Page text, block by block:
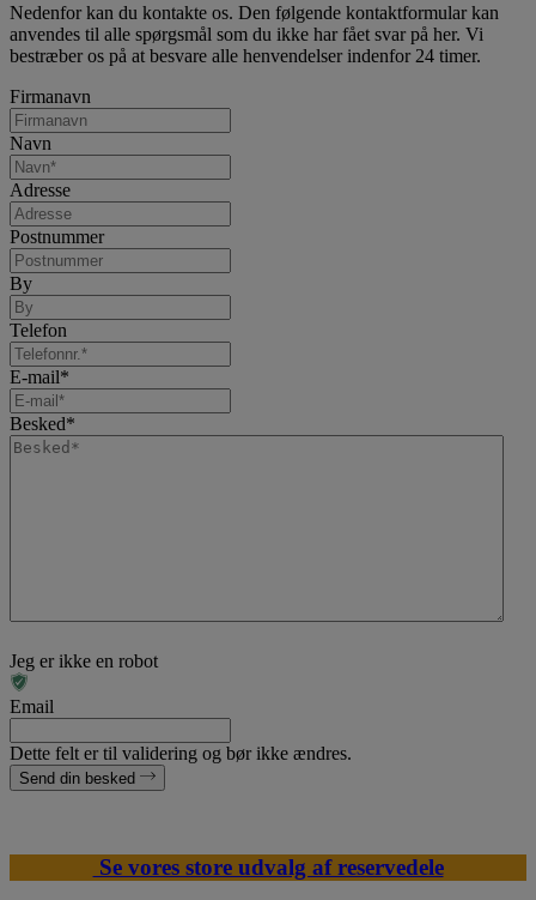
Nedenfor kan du kontakte os. Den følgende kontaktformular kan
anvendes til alle spørgsmål som du ikke har fået svar på her. Vi
bestræber os på at besvare alle henvendelser indenfor 24 timer.
Firmanavn
Navn
Adresse
Postnummer
By
Telefon
E-mail*
Besked*
Jeg er ikke en robot
Email
Dette felt er til validering og bør ikke ændres.
Send din besked
Se vores store udvalg af reservedele